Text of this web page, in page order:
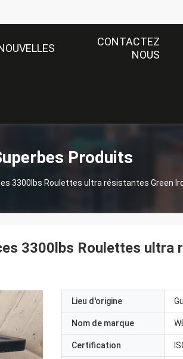
CONTACTEZ
NOUS
Produits
3300lbs Roulettes ultra résistantes Green
3300lbs Roulettes ultra
Lieu d'origine
Nom de marque
Certification